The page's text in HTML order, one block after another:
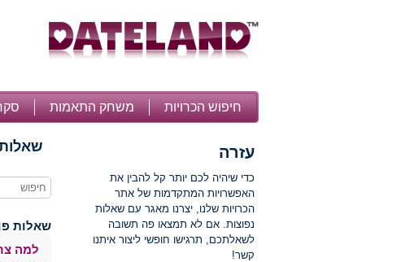
חיפוש הכרויות משחק התאמות
עזרה
כדי שיהיה לכם יותר קל להבין את
האפשרויות המתקדמות של אתר
הכרויות שלנו, יצרנו מאגר עם שאלות
נפוצות. אם לא תמצאו פה תשובה
לשאלתכם, תרגישו חופשי ליצור איתנו
קשר!
שאלות
למה